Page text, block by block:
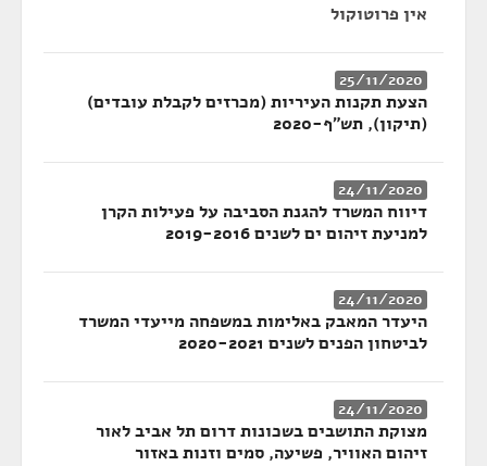
אין פרוטוקול
25/11/2020
הצעת תקנות העיריות (מכרזים לקבלת עובדים)
(תיקון), תש"ף-2020
24/11/2020
דיווח המשרד להגנת הסביבה על פעילות הקרן
למניעת זיהום ים לשנים 2019-2016
24/11/2020
היעדר המאבק באלימות במשפחה מייעדי המשרד
לביטחון הפנים לשנים 2020-2021
24/11/2020
מצוקת התושבים בשכונות דרום תל אביב לאור
זיהום האוויר, פשיעה, סמים וזנות באזור